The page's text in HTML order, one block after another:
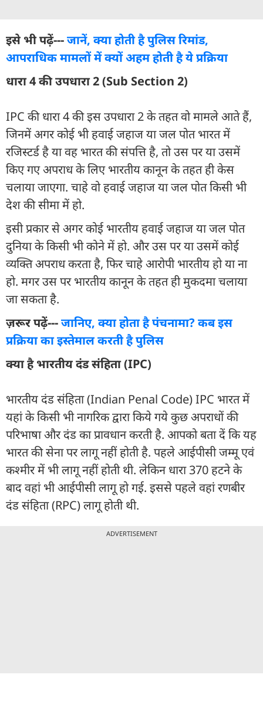
इसे भी पढ़ें---जानें, क्या होती है पुलिस रिमांड,
आपराधिक मामलों में क्यों अहम होती है ये प्रक्रिया
धारा 4 की उपधारा 2 (Sub Section 2)
IPC की धारा 4 की इस उपधारा 2 के तहत वो मामले आते हैं,
जिनमें अगर कोई भी हवाई जहाज या जल पोत भारत में
रजिस्टर्ड है या वह भारत की संपत्ति है, तो उस पर या उसमें
किए गए अपराध के लिए भारतीय कानून के तहत ही केस
चलाया जाएगा. चाहे वो हवाई जहाज या जल पोत किसी भी
देश की सीमा में हो.
इसी प्रकार से अगर कोई भारतीय हवाई जहाज या जल पोत
दुनिया के किसी भी कोने में हो. और उस पर या उसमें कोई
व्यक्ति अपराध करता है, फिर चाहे आरोपी भारतीय हो या ना
हो. मगर उस पर भारतीय कानून के तहत ही मुकदमा चलाया
जा सकता है.
ज़रूर पढ़ें---जानिए, क्या होता है पंचनामा? कब इस
प्रक्रिया का इस्तेमाल करती है पुलिस
क्या है भारतीय दंड संहिता (IPC)
भारतीय दंड संहिता (Indian Penal Code) IPC भारत में
यहां के किसी भी नागरिक द्वारा किये गये कुछ अपराधों की
परिभाषा और दंड का प्रावधान करती है. आपको बता दें कि यह
भारत की सेना पर लागू नहीं होती है. पहले आईपीसी जम्मू एवं
कश्मीर में भी लागू नहीं होती थी. लेकिन धारा 370 हटने के
बाद वहां भी आईपीसी लागू हो गई. इससे पहले वहां रणबीर
दंड संहिता (RPC) लागू होती थी.
ADVERTISEMENT